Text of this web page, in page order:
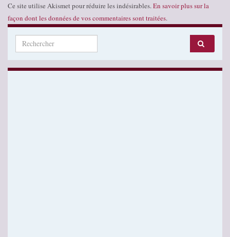
Ce site utilise Akismet pour réduire les indésirables. En savoir plus sur la
façon dont les données de vos commentaires sont traitées.
Search for: